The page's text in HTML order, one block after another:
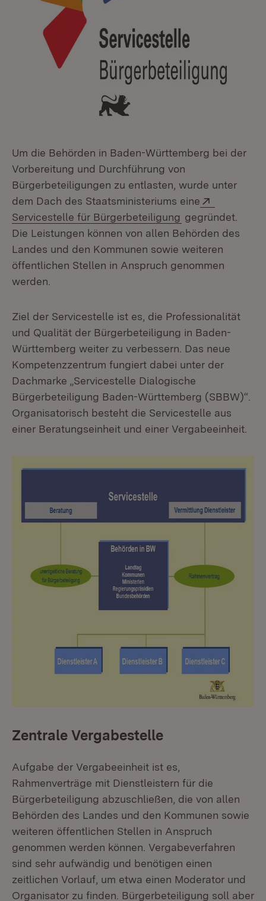
Um die Behörden in Baden-Württemberg bei der
Vorbereitung und Durchführung von
Bürgerbeteiligungen zu entlasten, wurde unter
dem Dach des Staatsministeriums eine
Servicestelle für Bürgerbeteiligung (Öffnet in
gegründet.
Die Leistungen können von allen Behörden des
Landes und den Kommunen sowie weiteren
öffentlichen Stellen in Anspruch genommen
werden.
Ziel der Servicestelle ist es, die Professionalität
und Qualität der Bürgerbeteiligung in Baden-
Württemberg weiter zu verbessern. Das neue
Kompetenzzentrum fungiert dabei unter der
Dachmarke „Servicestelle Dialogische
Bürgerbeteiligung Baden-Württemberg (SBBW)“.
Organisatorisch besteht die Servicestelle aus
einer Beratungseinheit und einer Vergabeeinheit.
Zentrale Vergabestelle
Aufgabe der Vergabeeinheit ist es,
Rahmenverträge mit Dienstleistern für die
Bürgerbeteiligung abzuschließen, die von allen
Behörden des Landes und den Kommunen sowie
weiteren öffentlichen Stellen in Anspruch
genommen werden können. Vergabeverfahren
sind sehr aufwändig und benötigen einen
zeitlichen Vorlauf, um etwa einen Moderator und
Organisator zu finden. Bürgerbeteiligung soll aber